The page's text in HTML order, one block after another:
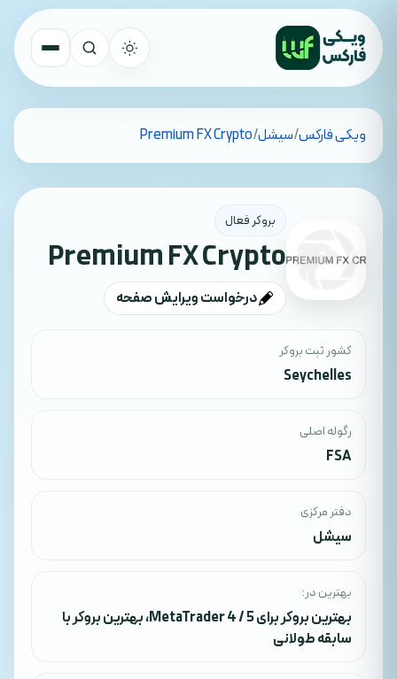
تمام کشورهاویکی فارکس/سیشل/
Premium FX Crypto
بروکر فعال
Premium FX Crypto
درخواست ویرایش صفحه
کشور ثبت بروکر
Seychelles
رگوله اصلی
FSA
دفتر مرکزی
سیشل
بهترین در:
بهترین بروکر برای MetaTrader 4 / 5 ،بهترین بروکر با
سابقه طولانی